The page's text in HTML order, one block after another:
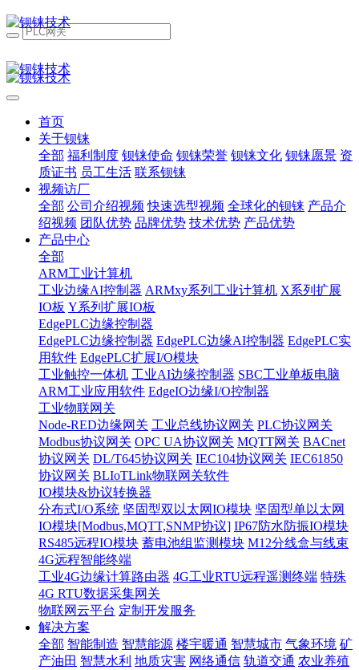
首页
关于钡铼
全部 福利制度 钡铼使命 钡铼荣誉 钡铼文化 钡铼愿景 资
质证书 员工生活 联系钡铼
视频访厂
全部 公司介绍视频 快速选型视频 全球化的钡铼 产品介
绍视频 团队优势 品牌优势 技术优势 产品优势
产品中心
全部
ARM工业计算机
工业边缘AI控制器 ARMxy系列工业计算机 X系列扩展
IO板 Y系列扩展IO板
EdgePLC边缘控制器
EdgePLC边缘控制器 EdgePLC边缘AI控制器 EdgePLC实
用软件 EdgePLC扩展I/O模块
工业触控一体机 工业AI边缘控制器 SBC工业单板电脑
ARM工业应用软件 EdgeIO边缘I/O控制器
工业物联网关
Node-RED边缘网关 工业总线协议网关 PLC协议网关
Modbus协议网关 OPC UA协议网关 MQTT网关 BACnet
协议网关 DL/T645协议网关 IEC104协议网关 IEC61850
协议网关 BLIoTLink物联网关软件
IO模块&协议转换器
分布式I/O系统 坚固型双以太网IO模块 坚固型单以太网
IO模块[Modbus,MQTT,SNMP协议] IP67防水防振IO模块
RS485远程IO模块 蓄电池组监测模块 M12分线盒与线束
4G远程智能终端
工业4G边缘计算路由器 4G工业RTU远程遥测终端 特殊
4G RTU数据采集网关
物联网云平台 定制开发服务
解决方案
全部 智能制造 智慧能源 楼宇暖通 智慧城市 气象环境 矿
产油田 智慧水利 地质灾害 网络通信 轨道交通 农业养殖